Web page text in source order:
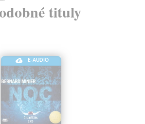
tituly
E-AUDIO